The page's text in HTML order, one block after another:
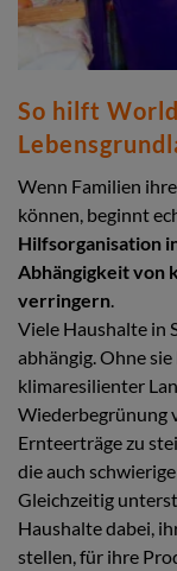
So hilft
Wenn Familien
können, beginnt
Hilfsorganisation
Abhängigkeit von
verringern
Viele Haushalte in
abhängig. Ohne
klimaresilienter
Wiederbegrünung
Ernteerträge zu
die auch
Gleichzeitig
Haushalte dabei,
stellen, für ihre